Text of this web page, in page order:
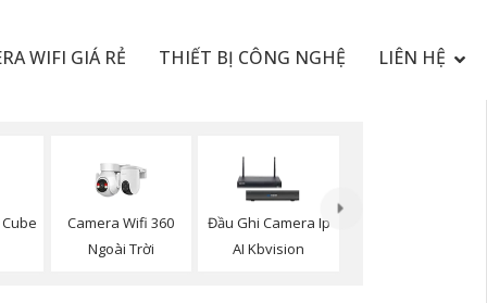
WIFI GIÁ RẺ THIẾT BỊ CÔNG NGHỆ LIÊN HỆ
Camera Wifi 360
Ngoài Trời
Đầu Ghi Camera Ip
AI Kbvision